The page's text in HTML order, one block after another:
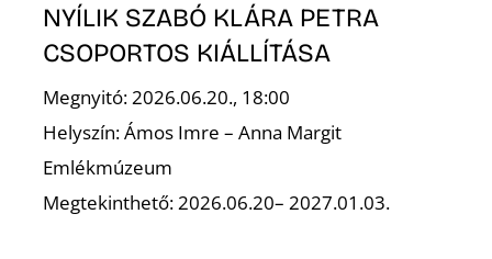
NYÍLIK SZABÓ KLÁRA PETRA
CSOPORTOS KIÁLLÍTÁSA
Megnyitó: 2026.06.20., 18:00
Helyszín: Ámos Imre – Anna Margit
Emlékmúzeum
Megtekinthető: 2026.06.20– 2027.01.03.